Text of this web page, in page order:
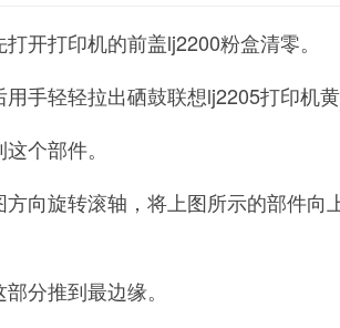
打开打印机的前盖lj2200粉盒清零。
用手轻轻拉出硒鼓联想lj2205打印机黄
个部件。
方向旋转滚轴，将上图所示的部件
分推到最边缘。